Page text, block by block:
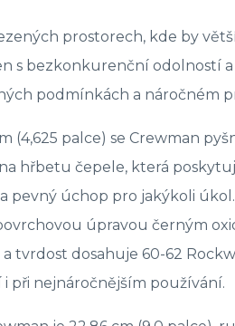
prostorech, kde by
s bezkonkurenční odolností a
podmínkách a náročném
(4,625 palce) se Crewman
hřbetu čepele, která
pevný úchop pro jakýkoli
úpravou černým
a tvrdost dosahuje 60-62
při nejnáročnějším používání.